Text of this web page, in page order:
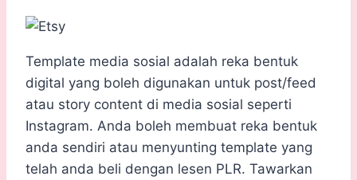
Template media sosial adalah reka bentuk
digital yang boleh digunakan untuk post/feed
atau story content di media sosial seperti
Instagram. Anda boleh membuat reka bentuk
anda sendiri atau menyunting template yang
telah anda beli dengan lesen PLR. Tawarkan